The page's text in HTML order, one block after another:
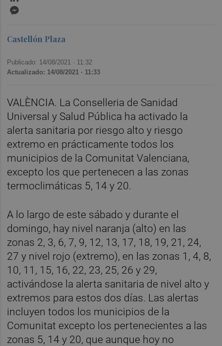
Castellón Plaza
Publicado: 14/08/2021 · 11:32
Actualizado: 14/08/2021 · 11:33
VALÈNCIA. La Conselleria de Sanidad
Universal y Salud Pública ha activado la
alerta sanitaria por riesgo alto y riesgo
extremo en prácticamente todos los
municipios de la Comunitat Valenciana,
excepto los que pertenecen a las zonas
termoclimáticas 5, 14 y 20.
A lo largo de este sábado y durante el
domingo, hay nivel naranja (alto) en las
zonas 2, 3, 6, 7, 9, 12, 13, 17, 18, 19, 21, 24,
27 y nivel rojo (extremo), en las zonas 1, 4, 8,
10, 11, 15, 16, 22, 23, 25, 26 y 29,
activándose la alerta sanitaria de nivel alto y
extremos para estos dos días. Las alertas
incluyen todos los municipios de la
Comunitat excepto los pertenecientes a las
zonas 5, 14 y 20, que aunque hoy no